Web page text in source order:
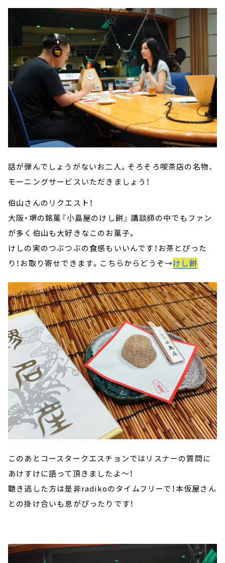
話が弾んでしょうがないお二人。そろそろ喫茶店の名物、
モーニングサービスいただきましょう！
伯山さんのリクエスト！
大阪・堺の銘菓『小島屋のけし餅』 講談師の中でもファン
が多く伯山も大好きなこのお菓子。
けしの実のつぶつぶの食感もいいんです！お茶とぴった
り！お取り寄せできます。こちらからどうぞ→けし餅
このあとコースタークエスチョンではリスナーの質問に
あけすけに語って頂きましたよ～！
聴き逃した方は是非radikoのタイムフリーで！本仮屋さん
との掛け合いも息がぴったりです！